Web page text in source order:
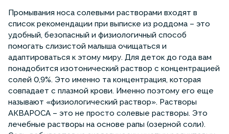
Промывания носа солевыми растворами входят в
список рекомендации при выписке из роддома – это
удобный, безопасный и физиологичный способ
помогать слизистой малыша очищаться и
адаптироваться к этому миру. Для деток до года вам
понадобится изотонический раствор с концентрацией
солей 0,9%. Это именно та концентрация, которая
совпадает с плазмой крови. Именно поэтому его еще
называют «физиологический раствор». Растворы
АКВАРОСА – это не просто солевые растворы. Это
лечебные растворы на основе рапы (озерной соли).